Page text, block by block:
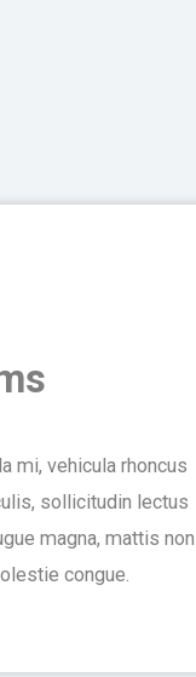
mi, vehicula rhoncus
sollicitudin lectus
magna, mattis non
congue.